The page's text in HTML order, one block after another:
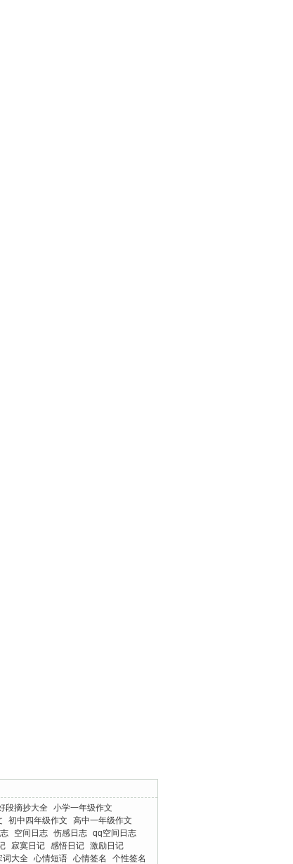
段摘抄大全 小学一年级作文
初中四年级作文
高中一年级作文
空间日志 伤感日志 qq空间日志
寂寞日记 感悟日记 激励日记
词大全 心情短语 心情签名 个性签名